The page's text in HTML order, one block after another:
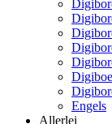
Engels
Allerlei